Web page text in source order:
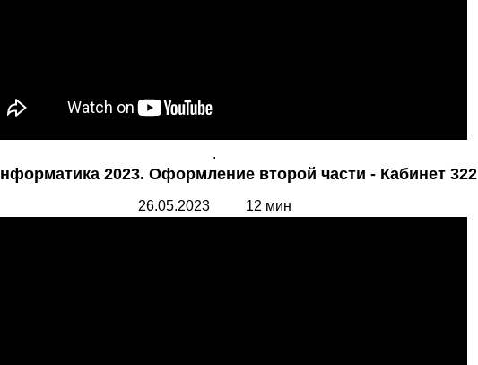
.
2023. Оформление второй части - Кабинет 322
26.05.2023 12 мин